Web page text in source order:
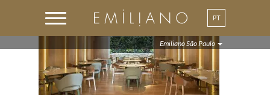
PT
Emiliano São Paulo